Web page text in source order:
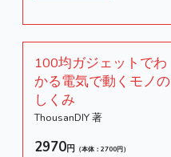
100均ガジェットでわ
かる電気で動くモノの
しくみ
ThousanDIY 著
2970円 （本体：2700円）